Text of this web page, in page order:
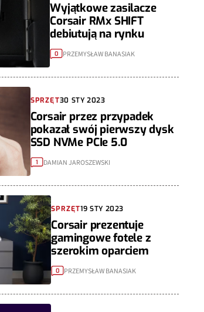
Wyjątkowe zasilacze
Corsair RMx SHIFT
debiutują na rynku
0 PRZEMYSŁAW BANASIAK
SPRZĘT30 STY 2023
Corsair przez przypadek
pokazał swój pierwszy dysk
SSD NVMe PCIe 5.0
1 DAMIAN JAROSZEWSKI
SPRZĘT19 STY 2023
Corsair prezentuje
gamingowe fotele z
szerokim oparciem
0 PRZEMYSŁAW BANASIAK